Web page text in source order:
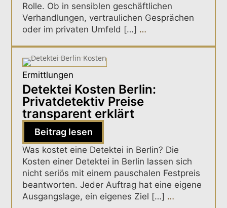
Rolle. Ob in sensiblen geschäftlichen
Verhandlungen, vertraulichen Gesprächen
oder im privaten Umfeld […] …
Ermittlungen
Detektei Kosten Berlin:
Privatdetektiv Preise
transparent erklärt
Beitrag lesen
Was kostet eine Detektei in Berlin? Die
Kosten einer Detektei in Berlin lassen sich
nicht seriös mit einem pauschalen Festpreis
beantworten. Jeder Auftrag hat eine eigene
Ausgangslage, ein eigenes Ziel […] …